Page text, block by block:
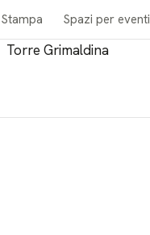
Stampa Spazi per eventi
Torre Grimaldina